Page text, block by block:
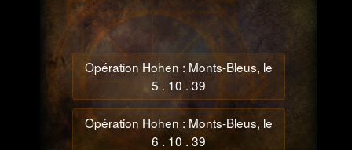
Opération Hohen : Monts-Bleus, le
5 . 10 . 39
Opération Hohen : Monts-Bleus, le
6 . 10 . 39